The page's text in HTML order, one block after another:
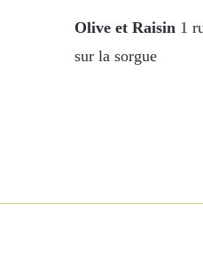
Olive et Raisin 1
sur la sorgue